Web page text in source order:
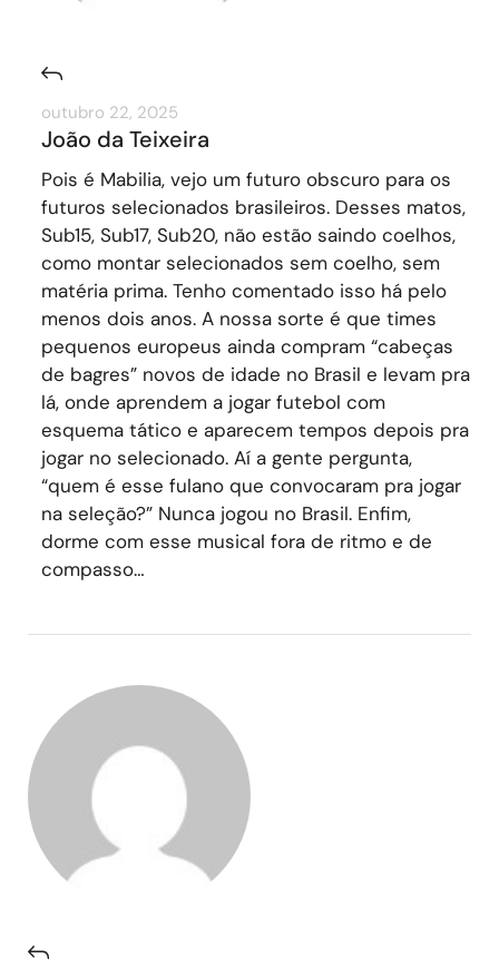
outubro 22, 2025
João da Teixeira
Pois é Mabilia, vejo um futuro obscuro para os
futuros selecionados brasileiros. Desses matos,
Sub15, Sub17, Sub20, não estão saindo coelhos,
como montar selecionados sem coelho, sem
matéria prima. Tenho comentado isso há pelo
menos dois anos. A nossa sorte é que times
pequenos europeus ainda compram “cabeças
de bagres” novos de idade no Brasil e levam pra
lá, onde aprendem a jogar futebol com
esquema tático e aparecem tempos depois pra
jogar no selecionado. Aí a gente pergunta,
“quem é esse fulano que convocaram pra jogar
na seleção?” Nunca jogou no Brasil. Enfim,
dorme com esse musical fora de ritmo e de
compasso…